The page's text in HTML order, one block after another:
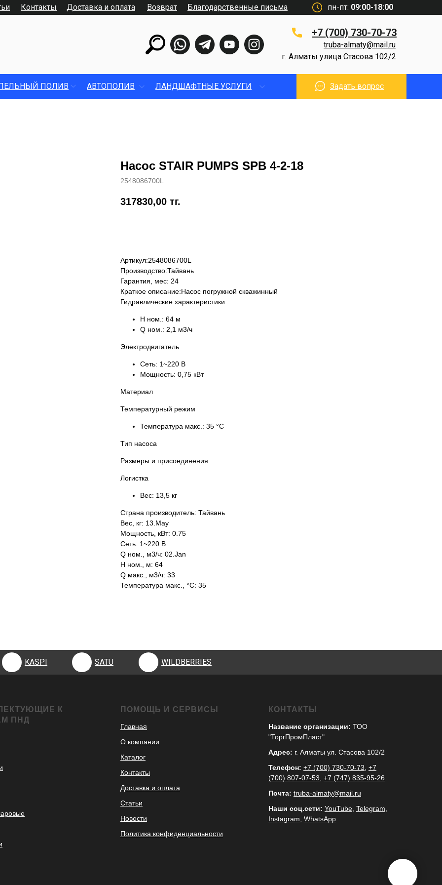
Доставка и оплата
Контакты пн-пт: 09:00-18:00
+7 (700) 730-70-73
г. Алматы улица Стасова 102/2
truba-almaty@mail.ru
Возврат Благодарственные письма
ПОЛИВ АВТОПОЛИВ ЛАНДШАФТНЫЕ УСЛУГИ Задать вопрос
Насос STAIR PUMPS SPB 4-2-18
2548086700L
317830,00 тг.
Артикул:2548086700L
Производство:Тайвань
Гарантия, мес: 24
Краткое описание:Насос погружной скважинный
Гидравлические характеристики
H ном.: 64 м
Q ном.: 2,1 м3/ч
Электродвигатель
Сеть: 1~220 В
Мощность: 0,75 кВт
Материал
Температурный режим
Температура макс.: 35 °С
Тип насоса
Размеры и присоединения
Логистка
Вес: 13,5 кг
Страна производитель: Тайвань
Вес, кг: 13.May
Мощность, кВт: 0.75
Сеть: 1~220 В
Q ном., м3/ч: 02.Jan
H ном., м: 64
Q макс., м3/ч: 33
Температура макс., °С: 35
KASPI SATU WILDBERRIES
К
ПНД
ПОМОЩЬ И СЕРВИСЫ
Главная
О компании
Каталог
Контакты
Доставка и оплата
Статьи
Новости
Политика конфиденциальности
КОНТАКТЫ
Название организации: ТОО
"ТоргПромПласт"
Адрес: г. Алматы ул. Стасова 102/2
Телефон: +7 (700) 730-70-73 +7
(700) 807-07-53 +7 (747) 835-95-26
Почта: truba-almaty@mail.ru
Наши соц.сети: YouTube Telegram
Instagram WhatsApp